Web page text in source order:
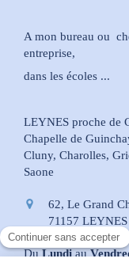
A mon bureau ou
entreprise,
dans les écoles ...
LEYNES proche de
Chapelle de
Cluny, Charolles,
Saone
62, Le Grand
71157 LEYNES
DuLundiau